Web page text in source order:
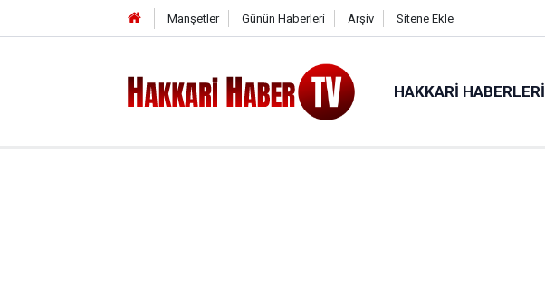
Manşetler Günün Haberleri Arşiv Sitene Ekle
HAKKARI HABERLERI